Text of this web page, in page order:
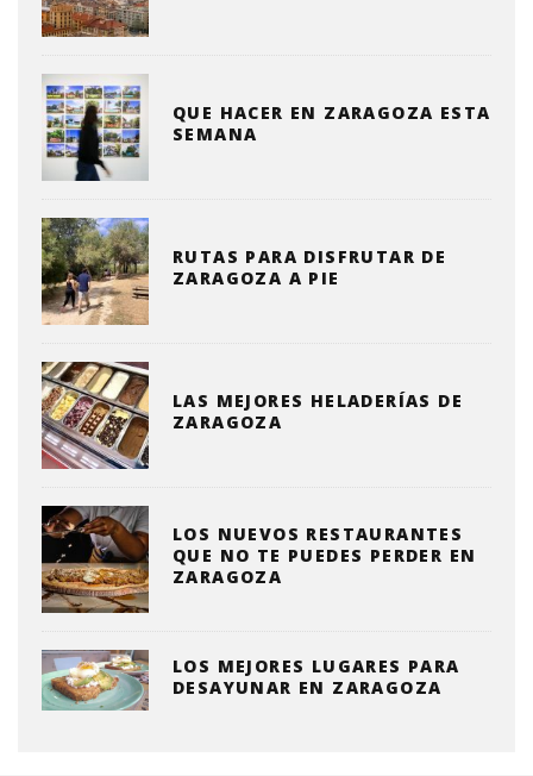
QUE HACER EN ZARAGOZA ESTA
SEMANA
RUTAS PARA DISFRUTAR DE
ZARAGOZA A PIE
LAS MEJORES HELADERÍAS DE
ZARAGOZA
LOS NUEVOS RESTAURANTES
QUE NO TE PUEDES PERDER EN
ZARAGOZA
LOS MEJORES LUGARES PARA
DESAYUNAR EN ZARAGOZA